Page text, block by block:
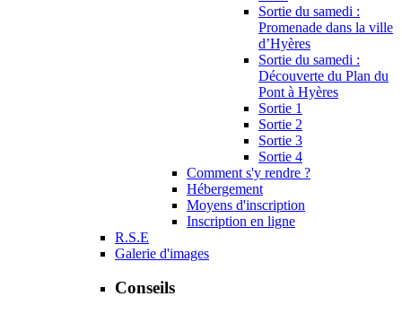
Sortie du samedi :
Promenade dans la ville
d’Hyères
Sortie du samedi :
Découverte du Plan du
Pont à Hyères
Sortie 1
Sortie 2
Sortie 3
Sortie 4
Comment s'y rendre ?
Hébergement
Moyens d'inscription
Inscription en ligne
R.S.E
Galerie d'images
Conseils